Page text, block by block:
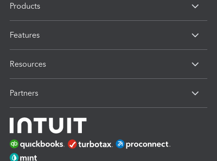
Products
Features
Resources
Partners